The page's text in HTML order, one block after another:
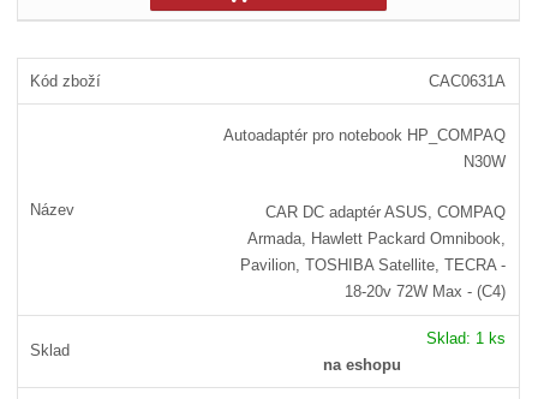
CAC0631A
Autoadaptér pro notebook HP_COMPAQ
N30W
CAR DC adaptér ASUS, COMPAQ
Armada, Hawlett Packard Omnibook,
Pavilion, TOSHIBA Satellite, TECRA -
18-20v 72W Max - (C4)
Sklad: 1 ks
na eshopu